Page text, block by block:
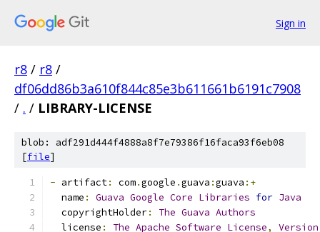
Sign in
r8 / r8 /
df06dd86b3a610f844c85e3b611661b6191c7908
/ . / LIBRARY-LICENSE
blob: adf291d444f4888a8f7e79386f16faca93f6eb08
[file]
- artifact: com.google .guava :guava :+
  name
: Guava Google Core Libraries for Java
  copyrightHolder
: The Guava Authors
  license
: The Apache Software License,
Version